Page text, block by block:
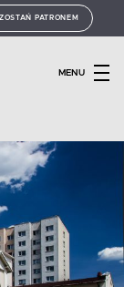
ZOSTAŃ PATRONEM
MENU